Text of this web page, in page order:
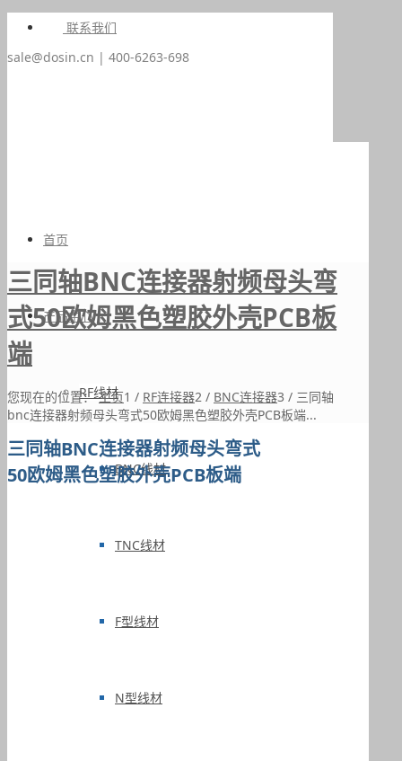
联系我们
sale@dosin.cn | 400-6263-698
首页
产品中心
RF线材
BNC线材
TNC线材
F型线材
N型线材
三同轴BNC连接器射频母头弯
式50欧姆黑色塑胶外壳PCB板
端
您现在的位置： 主页1 / RF连接器2 / BNC连接器3 / 三同轴
bnc连接器射频母头弯式50欧姆黑色塑胶外壳PCB板端...
三同轴BNC连接器射频母头弯式
50欧姆黑色塑胶外壳PCB板端